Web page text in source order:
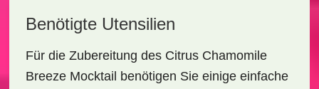
Benötigte Utensilien
Für die Zubereitung des Citrus Chamomile
Breeze Mocktail benötigen Sie einige einfache